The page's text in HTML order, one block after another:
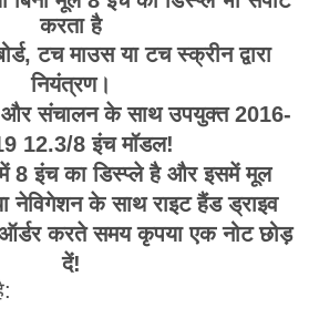
करता है
टच माउस या टच स्क्रीन द्वारा
नियंत्रण।
और संचालन के साथ उपयुक्त 2016-
12.3/8 इंच मॉडल!
8 इंच का डिस्प्ले है और इसमें मूल
नेविगेशन के साथ राइट हैंड ड्राइव
करते समय कृपया एक नोट छोड़
दें!